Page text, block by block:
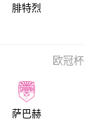
腓特烈
欧冠杯
萨巴赫